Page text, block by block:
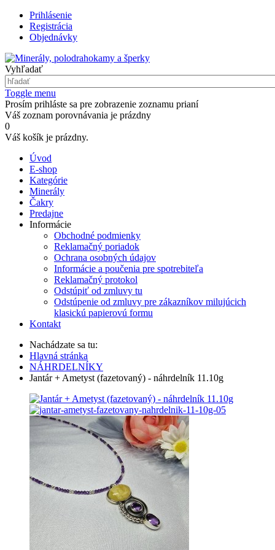
Prihlásenie
Registrácia
Objednávky
Vyhľadať
Toggle menu
Prosím prihláste sa pre zobrazenie zoznamu prianí
Váš zoznam porovnávania je prázdny
0
Váš košík je prázdny.
Úvod
E-shop
Kategórie
Minerály
Čakry
Predajne
Informácie
Obchodné podmienky
Reklamačný poriadok
Ochrana osobných údajov
Informácie a poučenia pre spotrebiteľa
Reklamačný protokol
Odstúpiť od zmluvy tu
Odstúpenie od zmluvy pre zákazníkov milujúcich
klasickú papierovú formu
Kontakt
Nachádzate sa tu:
Hlavná stránka
NÁHRDELNÍKY
Jantár + Ametyst (fazetovaný) - náhrdelník 11.10g